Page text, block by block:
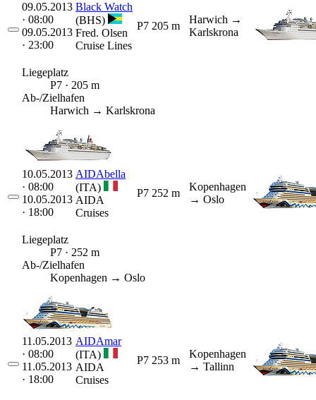
09.05.2013
· 08:00
09.05.2013
· 23:00
Black Watch
(BHS)
Fred. Olsen
Cruise Lines
P7 205 m
Harwich →
Karlskrona
Liegeplatz
P7 · 205 m
Ab-/Zielhafen
Harwich → Karlskrona
10.05.2013
· 08:00
10.05.2013
· 18:00
AIDAbella
(ITA)
AIDA
Cruises
P7 252 m
Kopenhagen
→ Oslo
Liegeplatz
P7 · 252 m
Ab-/Zielhafen
Kopenhagen → Oslo
11.05.2013
· 08:00
11.05.2013
· 18:00
AIDAmar
(ITA)
AIDA
Cruises
P7 253 m
Kopenhagen
→ Tallinn